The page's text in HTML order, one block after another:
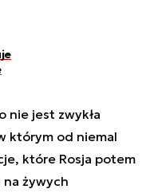
nie jest zwykła
którym od niemal
które Rosja potem
żywych